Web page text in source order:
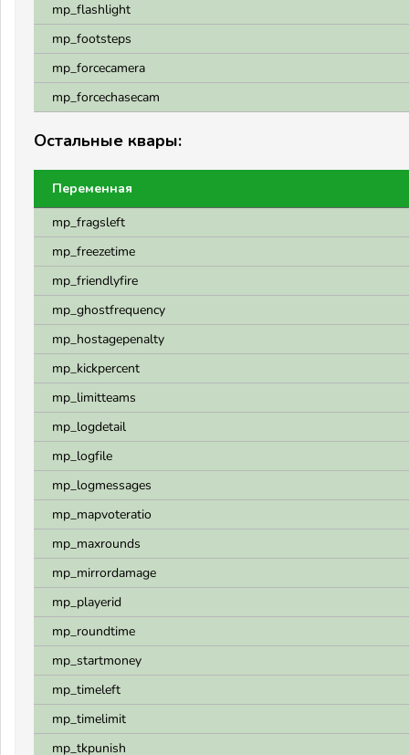
mp_flashlight
mp_footsteps
mp_forcecamera
mp_forcechasecam
Остальные квары:
Переменная
mp_fragsleft
mp_freezetime
mp_friendlyfire
mp_ghostfrequency
mp_hostagepenalty
mp_kickpercent
mp_limitteams
mp_logdetail
mp_logfile
mp_logmessages
mp_mapvoteratio
mp_maxrounds
mp_mirrordamage
mp_playerid
mp_roundtime
mp_startmoney
mp_timeleft
mp_timelimit
mp_tkpunish